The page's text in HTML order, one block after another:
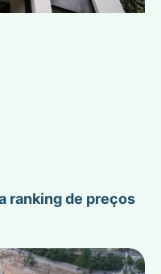
ranking de preços